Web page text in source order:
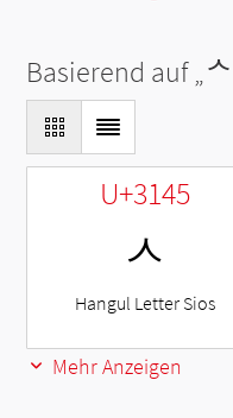
Basierend auf „ᄉ
U+3145
ㅅ
Hangul Letter Sios
Mehr Anzeigen